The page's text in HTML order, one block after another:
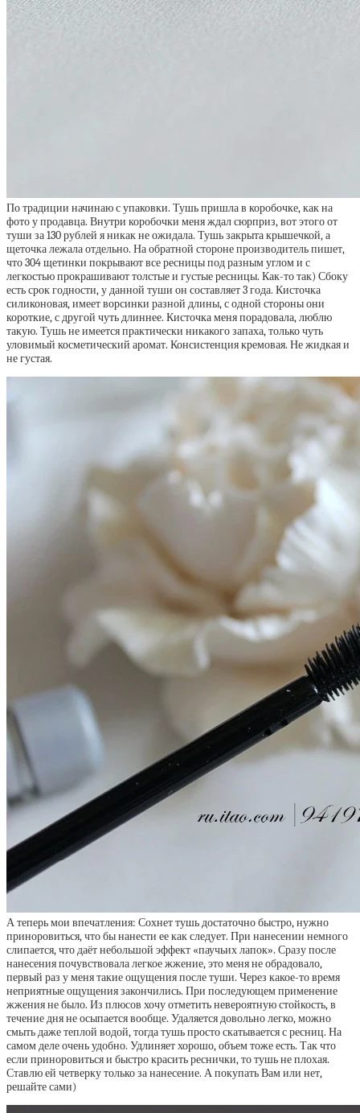
По традиции начинаю с упаковки. Тушь пришла в коробочке, как на
фото у продавца. Внутри коробочки меня ждал сюрприз, вот этого от
туши за 130 рублей я никак не ожидала. Тушь закрыта крышечкой, а
щеточка лежала отдельно. На обратной стороне производитель пишет,
что 304 щетинки покрывают все ресницы под разным углом и с
легкостью прокрашивают толстые и густые ресницы. Как-то так) Сбоку
есть срок годности, у данной туши он составляет 3 года. Кисточка
силиконовая, имеет ворсинки разной длины, с одной стороны они
короткие, с другой чуть длиннее. Кисточка меня порадовала, люблю
такую. Тушь не имеется практически никакого запаха, только чуть
уловимый косметический аромат. Консистенция кремовая. Не жидкая и
не густая.
А теперь мои впечатления: Сохнет тушь достаточно быстро, нужно
приноровиться, что бы нанести ее как следует. При нанесении немного
слипается, что даёт небольшой эффект «паучьих лапок». Сразу после
нанесения почувствовала легкое жжение, это меня не обрадовало,
первый раз у меня такие ощущения после туши. Через какое-то время
неприятные ощущения закончились. При последующем применение
жжения не было. Из плюсов хочу отметить невероятную стойкость, в
течение дня не осыпается вообще. Удаляется довольно легко, можно
смыть даже теплой водой, тогда тушь просто скатывается с ресниц. На
самом деле очень удобно. Удлиняет хорошо, объем тоже есть. Так что
если приноровиться и быстро красить реснички, то тушь не плохая.
Ставлю ей четверку только за нанесение. А покупать Вам или нет,
решайте сами)